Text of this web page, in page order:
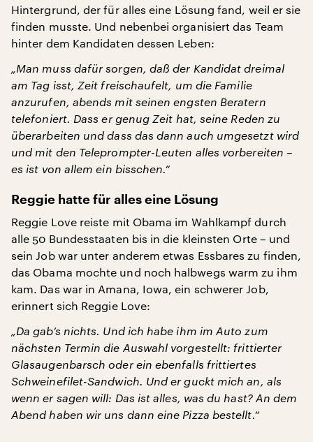
Hintergrund, der für alles eine Lösung fand, weil er sie
finden musste. Und nebenbei organisiert das Team
hinter dem Kandidaten dessen Leben:
„Man muss dafür sorgen, daß der Kandidat dreimal
am Tag isst, Zeit freischaufelt, um die Familie
anzurufen, abends mit seinen engsten Beratern
telefoniert. Dass er genug Zeit hat, seine Reden zu
überarbeiten und dass das dann auch umgesetzt wird
und mit den Teleprompter-Leuten alles vorbereiten –
es ist von allem ein bisschen.“
Reggie hatte für alles eine Lösung
Reggie Love reiste mit Obama im Wahlkampf durch
alle 50 Bundesstaaten bis in die kleinsten Orte – und
sein Job war unter anderem etwas Essbares zu finden,
das Obama mochte und noch halbwegs warm zu ihm
kam. Das war in Amana, Iowa, ein schwerer Job,
erinnert sich Reggie Love:
„Da gab’s nichts. Und ich habe ihm im Auto zum
nächsten Termin die Auswahl vorgestellt: frittierter
Glasaugenbarsch oder ein ebenfalls frittiertes
Schweinefilet-Sandwich. Und er guckt mich an, als
wenn er sagen will: Das ist alles, was du hast? An dem
Abend haben wir uns dann eine Pizza bestellt.“